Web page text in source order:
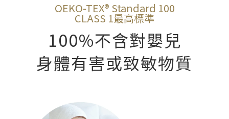
OEKO-TEX® Standard 100
CLASS 1最高標準
100%不含對嬰兒
身體有害或致敏物質